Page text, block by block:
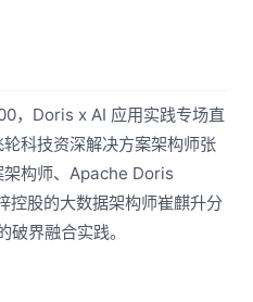
，Doris x AI 应用实践专场直
科技资深解决方案架构师张
架构师、Apache Doris
股的大数据架构师崔麒升分
界融合实践。